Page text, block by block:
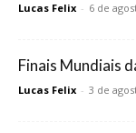
Lucas Felix - 6 de
Finais Mundiais
Lucas Felix - 3 de